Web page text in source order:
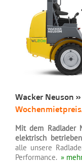
Wacker Neuson
Mit dem Radlader
elektrisch
alle unsere
Performance. »